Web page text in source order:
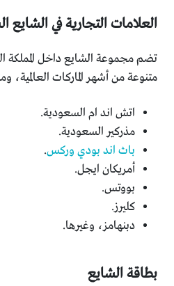
العلامات التجارية في الشايع
تضم مجموعة الشايع داخل المملكة
متنوعة من أشهر الماركات العالمية،
اتش اند ام السعودية.
مذركير السعودية.
باث اند بودي وركس.
أمريكان ايجل.
بووتس.
كليرز.
دبنهامز، وغيرها.
بطاقة الشايع